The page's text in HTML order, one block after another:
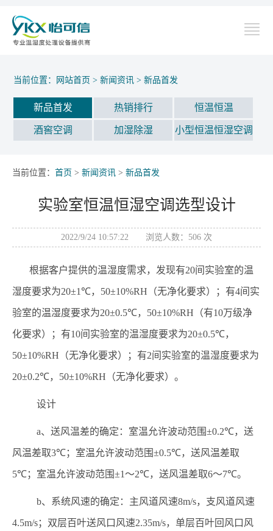
当前位置： 网站首页 >新闻资讯 >新品首发
新品首发 热销排行 恒温恒温
酒窖空调 加湿除湿 小型恒温恒湿空调
当前位置： 首页 > 新闻资讯 > 新品首发
实验室恒温恒湿空调选型设计
2022/9/24 10:57:22 浏览人数： 506 次
根据客户提供的温湿度需求，发现有20间实验室的温
湿度要求为20±1℃， 50±10%RH （无净化要求）；有4间实
验室的温湿度要求为20±0.5℃， 50±10%RH （有10万级净
化要求）；有10间实验室的温湿度要求为20±0.5℃，
50±10%RH （无净化要求）；有2间实验室的温湿度要求为
20±0.2℃， 50±10%RH （无净化要求）。
设计
a、送风温差的确定：室温允许波动范围±0.2℃，送
风温差取3℃；室温允许波动范围±0.5℃，送风温差取
5℃；室温允许波动范围±1 ～2℃，送风温差取6～7℃。
b、系统风速的确定：主风道风速8m/s，支风道风速
4.5m/s；双层百叶送风口风速2.35m/s，单层百叶回风口风